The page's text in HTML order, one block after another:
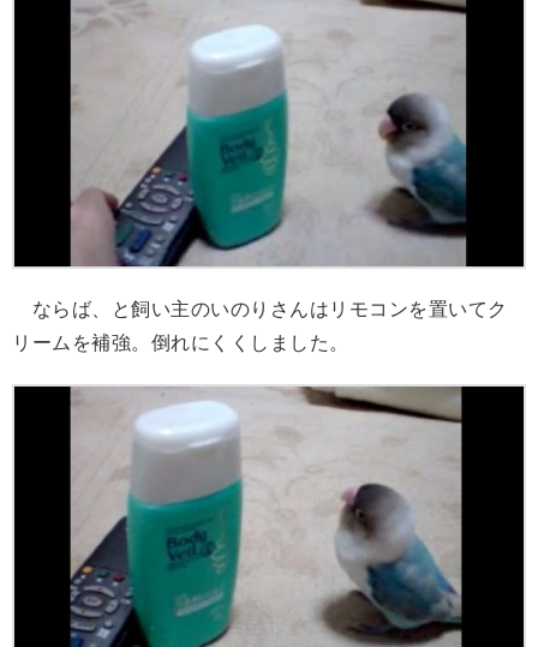
ならば、と飼い主のいのりさんはリモコンを置いてク
リームを補強。倒れにくくしました。